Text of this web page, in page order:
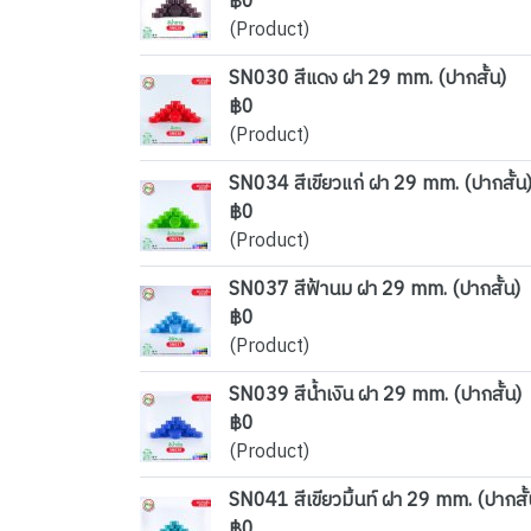
(Product)
SN030 สีแดง ฝา 29 mm. (ปากสั้น)
฿0
(Product)
SN034 สีเขียวแก่ ฝา 29 mm. (ปากสั้น)
฿0
(Product)
SN037 สีฟ้านม ฝา 29 mm. (ปากสั้น)
฿0
(Product)
SN039 สีน้ำเงิน ฝา 29 mm. (ปากสั้น)
฿0
(Product)
SN041 สีเขียวมิ้นท์ ฝา 29 mm. (ปาก